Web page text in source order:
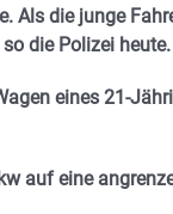
Als die junge
die Polizei heute.
eines 21-
auf eine